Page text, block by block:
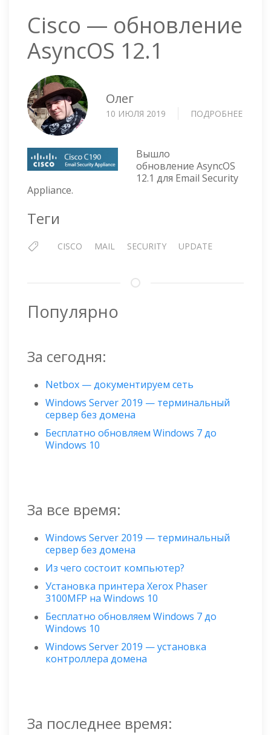
Cisco — обновление
AsyncOS 12.1
Олег
10 ИЮЛЯ 2019 ПОДРОБНЕЕ
Вышло
обновление AsyncOS
12.1 для Email Security
Appliance.
Теги
CISCO MAIL SECURITY UPDATE
Популярно
За сегодня:
Netbox — документируем сеть
Windows Server 2019 — терминальный
сервер без домена
Бесплатно обновляем Windows 7 до
Windows 10
За все время:
Windows Server 2019 — терминальный
сервер без домена
Из чего состоит компьютер?
Установка принтера Xerox Phaser
3100MFP на Windows 10
Бесплатно обновляем Windows 7 до
Windows 10
Windows Server 2019 — установка
контроллера домена
За последнее время: